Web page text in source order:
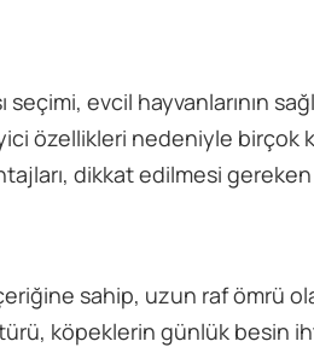
evcil hayvanlarının
özellikleri nedeniyle birçok
dikkat edilmesi
sahip, uzun raf ömrü
köpeklerin günlük besin